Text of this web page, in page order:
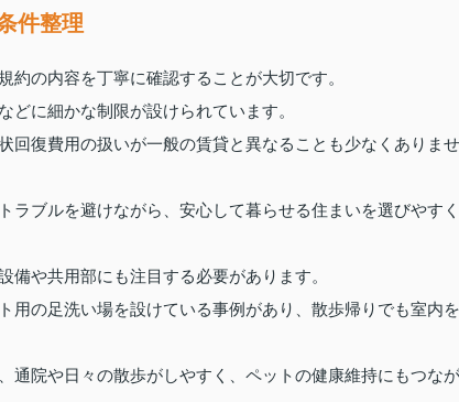
件整理
の内容を丁寧に確認することが大切です。
に細かな制限が設けられています。
回復費用の扱いが一般の賃貸と異なることも少なくありませ
ラブルを避けながら、安心して暮らせる住まいを選びやすく
や共用部にも注目する必要があります。
用の足洗い場を設けている事例があり、散歩帰りでも室内を
通院や日々の散歩がしやすく、ペットの健康維持にもつなが